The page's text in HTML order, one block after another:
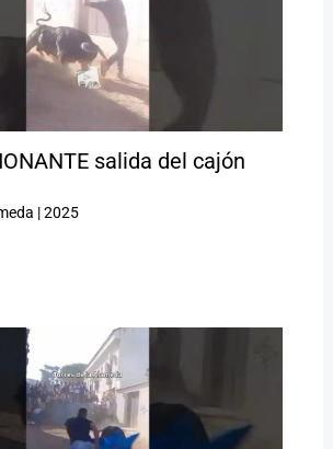
salida del cajón
|2025